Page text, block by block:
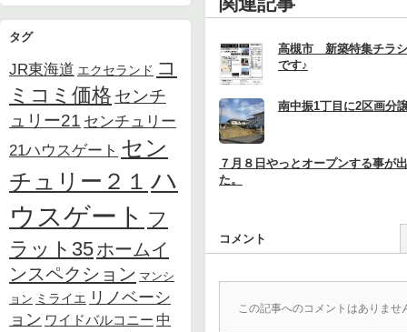
タグ
JR東海道 エクセランド コ
ミコミ価格 センチ
ュリー21 センチュリー
21ハウスゲート セン
チュリー２１ ハ
ウスゲート フ
ラット35ホームイ
ンスペクション マンシ
ョン ミライエ リノベーシ
ョン ワイドバルコニー 中
高槻市 新築特集チラ
です♪
南中振1丁目に2区画分
７月８日やっとオープンする事が
た。
コメント
この記事へのコメントはありませ